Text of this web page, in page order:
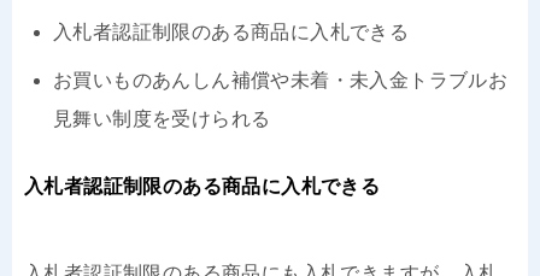
入札者認証制限のある商品に入札できる
お買いものあんしん補償や未着・未入金トラブルお
見舞い制度を受けられる
入札者認証制限のある商品に入札できる